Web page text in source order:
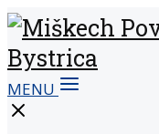
MENU